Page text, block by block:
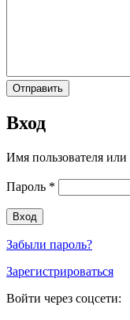
Вход
Имя пользователя или
Пароль *
Забыли пароль?
Зарегистрироваться
Войти через соцсети: